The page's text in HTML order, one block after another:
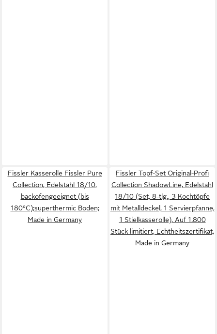
Fissler Kasserolle Fissler Pure
Collection, Edelstahl 18/10,
backofengeeignet (bis
180°C);superthermic Boden;
Made in Germany
Fissler Topf-Set Original-Profi
Collection ShadowLine, Edelstahl
18/10 (Set, 8-tlg., 3 Kochtöpfe
mit Metalldeckel, 1 Servierpfanne,
1 Stielkasserolle), Auf 1.800
Stück limitiert, Echtheitszertifikat,
Made in Germany